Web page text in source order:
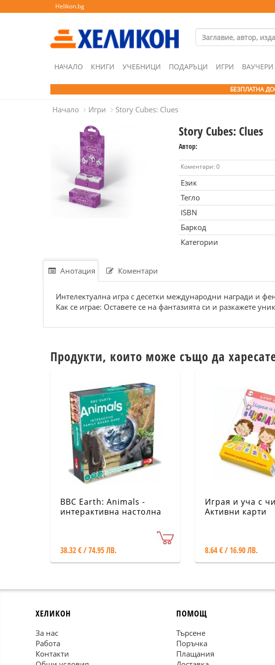
Helikon.bg
НАЧАЛО КНИГИ УЧЕБНИЦИ ПОДАРЪЦИ ИГРИ ВАУЧЕРИ
БЕЗПЛАТНА
Начало Игри Story Cubes: Clues
Story Cubes: Clues
Автор:
Коментари: 0
Език
Тегло
ISBN
Баркод
Категории
Анотация Коментари
Интелектуална игра с десетки международни награди и
Как се играе: Оставете се на фантазията си и разкажете
Продукти, които може също да
BBC Earth: Animals -
интерактивна настолна
38.32 € / 74.95 ЛВ.
Играя и уча с
Активни карти
8.64 € / 16.90 ЛВ.
ХЕЛИКОН
За нас
Работа
Контакти
ПОМОЩ
Търсене
Поръчка
Плащания